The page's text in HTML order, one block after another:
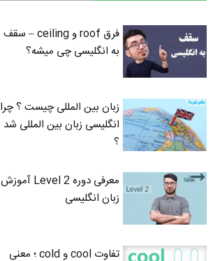
فرق roof و ceiling – سقف
به انگلیسی چی میشه؟
زبان بین المللی چیست ؟ چرا
انگلیسی زبان بین المللی شد
؟
معرفی دوره Level 2 آموزش
زبان انگلیسی
تفاوت cool و cold ؛ معنی